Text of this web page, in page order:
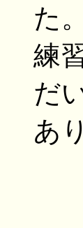
た。
練
だ
あ